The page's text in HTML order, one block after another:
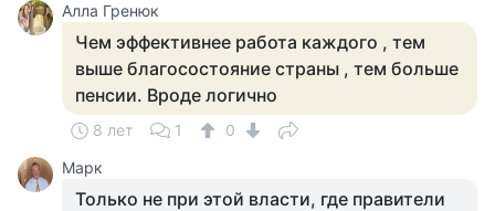
Алла Гренюк
Чем эффективнее работа каждого , тем
выше благосостояние страны , тем больше
пенсии. Вроде логично
8 лет 1
0
Марк
Только не при этой власти, где правители